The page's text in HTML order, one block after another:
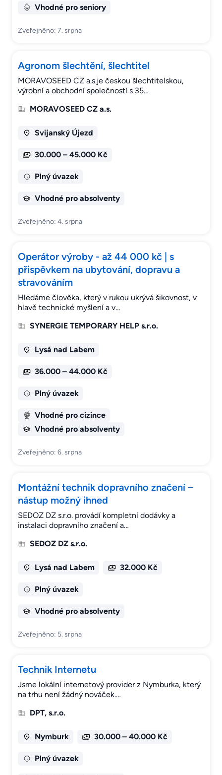
Vhodné pro seniory
Zveřejněno: 7. srpna
Agronom šlechtění, šlechtitel
MORAVOSEED CZ a.s.je českou šlechtitelskou,
výrobní a obchodní společností s 35…
MORAVOSEED CZ a.s.
Svijanský Újezd
30.000 – 45.000 Kč
Plný úvazek
Vhodné pro absolventy
Zveřejněno: 4. srpna
Operátor výroby - až 44 000 kč | s
přispěvkem na ubytování, dopravu a
stravováním
Hledáme člověka, který v rukou ukrývá šikovnost, v
hlavě technické myšlení a v…
SYNERGIE TEMPORARY HELP s.r.o.
Lysá nad Labem
36.000 – 44.000 Kč
Plný úvazek
Vhodné pro cizince
Vhodné pro absolventy
Zveřejněno: 6. srpna
Montážní technik dopravního značení –
nástup možný ihned
SEDOZ DZ s.r.o. provádí kompletní dodávky a
instalaci dopravního značení a…
SEDOZ DZ s.r.o.
Lysá nad Labem 32.000 Kč
Plný úvazek
Vhodné pro absolventy
Zveřejněno: 5. srpna
Technik Internetu
Jsme lokální internetový provider z Nymburka, který
na trhu není žádný nováček.…
DPT, s.r.o.
Nymburk 30.000 – 40.000 Kč
Plný úvazek